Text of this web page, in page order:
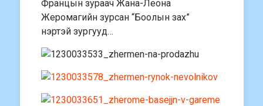
Францын зураач Жана-Леона
Жеромагийн зурсан “Боолын зах”
нэртэй зургууд…